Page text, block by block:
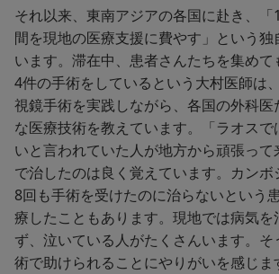
それ以来、東南アジアの各国に赴き、「
間を現地の医療支援に費やす」という独
います。滞在中、患者さんたちを集めて
4件の手術をしているという大村医師は
視鏡手術を実践しながら、各国の外科
な医療技術を教えています。「ラオス
いと言われていた人が地方から頑張っ
で治したのは良く覚えています。カン
8回も手術を受けたのに治らないという
療したこともあります。現地では病気を
ず、泣いている人がたくさんいます。
術で助けられることにやりがいを感じ